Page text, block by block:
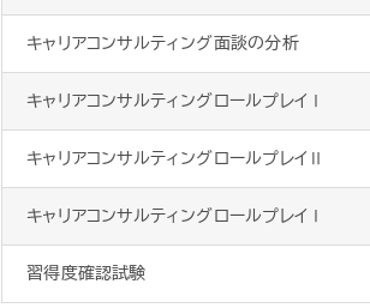
キャリアコンサルティング面談の分析
キャリアコンサルティングロールプレイⅠ
キャリアコンサルティングロールプレイⅡ
キャリアコンサルティングロールプレイⅠ
習得度確認試験